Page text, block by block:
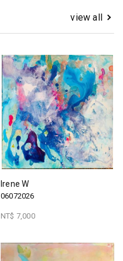
view all
Irene W
06072026
NT$ 7,000